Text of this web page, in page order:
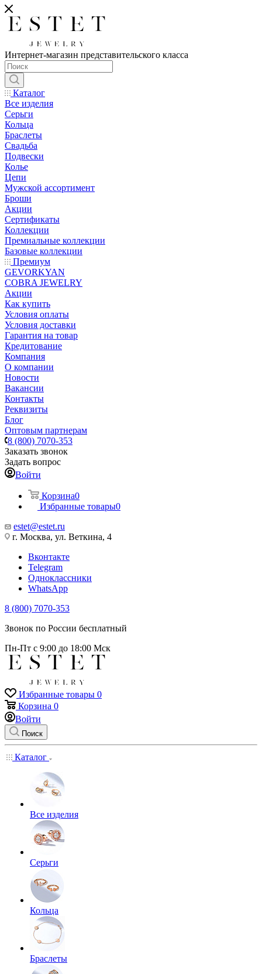
Интернет-магазин представительского класса
Каталог
Все изделия
Серьги
Кольца
Браслеты
Свадьба
Подвески
Колье
Цепи
Мужской ассортимент
Броши
Акции
Сертификаты
Коллекции
Премиальные коллекции
Базовые коллекции
Премиум
GEVORKYAN
COBRA JEWELRY
Акции
Как купить
Условия оплаты
Условия доставки
Гарантия на товар
Кредитование
Компания
О компании
Новости
Вакансии
Контакты
Реквизиты
Блог
Оптовым партнерам
8 (800) 7070-353
Заказать звонок
Задать вопрос
Войти
Корзина0
Избранные товары0
estet@estet.ru
г. Москва, ул. Веткина, 4
Вконтакте
Telegram
Одноклассники
WhatsApp
8 (800) 7070-353
Звонок по России бесплатный
Пн-Пт с 9:00 до 18:00 Мск
Избранные товары 0
Корзина 0
Войти
Поиск
Каталог
Все изделия
Серьги
Кольца
Браслеты